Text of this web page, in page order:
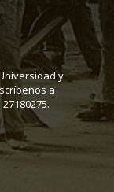
y
a